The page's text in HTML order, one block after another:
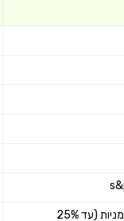
הפניקס השתלמות אשראי ואג"ח עם מניות (עד 25%